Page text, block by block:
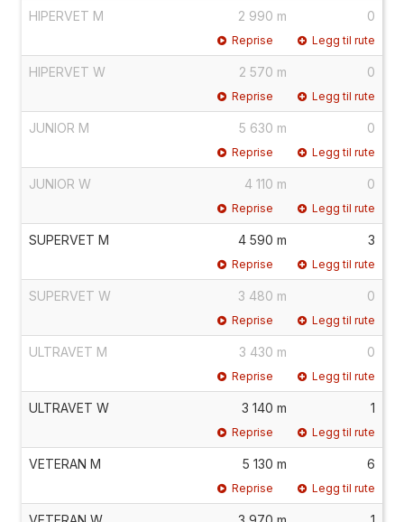
HIPERVET M 2 990 m 0
Reprise Legg til rute
HIPERVET W 2 570 m 0
Reprise Legg til rute
JUNIOR M 5 630 m 0
Reprise Legg til rute
JUNIOR W 4 110 m 0
Reprise Legg til rute
SUPERVET M 4 590 m 3
Reprise Legg til rute
SUPERVET W 3 480 m 0
Reprise Legg til rute
ULTRAVET M 3 430 m 0
Reprise Legg til rute
ULTRAVET W 3 140 m 1
Reprise Legg til rute
VETERAN M 5 130 m 6
Reprise Legg til rute